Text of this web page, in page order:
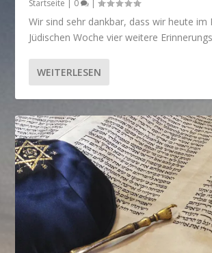
Startseite | 0 |
Wir sind sehr dankbar, dass wir heute im
Jüdischen Woche vier weitere
WEITERLESEN